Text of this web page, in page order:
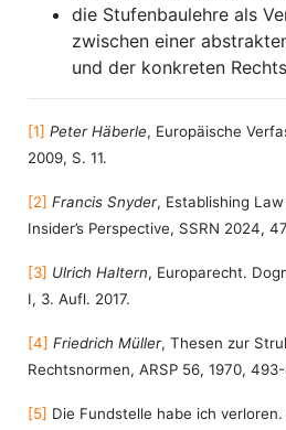
die Stufenbaulehre als
zwischen einer
und der konkreten
[1] Peter Häberle, Europäische
2009, S. 11.
[2] Francis Snyder, Establishing
Insider’s Perspective, SSRN 2024,
[3] Ulrich Haltern, Europarecht.
I, 3. Aufl. 2017.
[4] Friedrich Müller, Thesen zur
Rechtsnormen, ARSP 56, 1970,
[5] Die Fundstelle habe ich